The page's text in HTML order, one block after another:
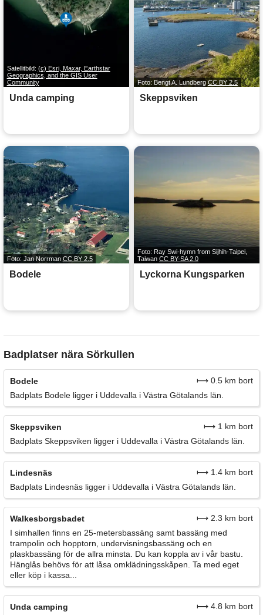
Satellitbild: (c) Esri, Maxar, Earthstar
Geographics, and the GIS User
Community
Unda camping
Foto: Bengt A. LundbergCC BY 2.5
Skeppsviken
Foto: Jan Norrman CC BY 2.5
Bodele
Foto: Ray Swi-hymn from Sijhih-Taipei,
Taiwan CC BY-SA 2.0
Lyckorna Kungsparken
Badplatser nära Sörkullen
Bodele
⟼ 0.5 km bort
Badplats Bodele ligger i Uddevalla i Västra Götalands län.
Skeppsviken
⟼ 1 km bort
Badplats Skeppsviken ligger i Uddevalla i Västra Götalands län.
Lindesnäs
⟼ 1.4 km bort
Badplats Lindesnäs ligger i Uddevalla i Västra Götalands län.
Walkesborgsbadet
⟼ 2.3 km bort
I simhallen finns en 25-metersbassäng samt bassäng med
trampolin och hopptorn, undervisningsbassäng och en
plaskbassäng för de allra minsta. Du kan koppla av i vår bastu.
Hänglås behövs för att låsa omklädningsskåpen. Ta med eget
eller köp i kassa...
Unda camping
⟼ 4.8 km bort